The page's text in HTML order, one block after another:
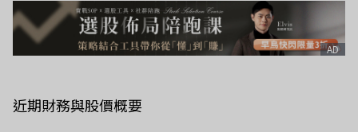
之設計、安裝及維護等業務，本公司於民國九十
九年十一月十日經財團法人中華民國櫃檯買賣中
AD
近期財務與股價概要